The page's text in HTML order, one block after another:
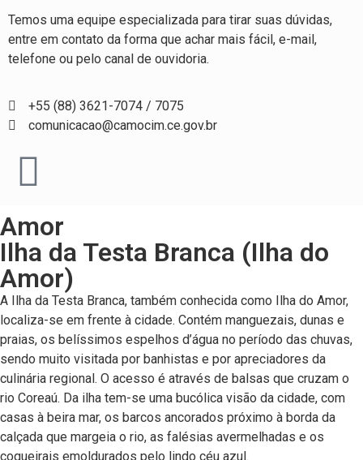
Temos uma equipe especializada para tirar suas dúvidas,
entre em contato da forma que achar mais fácil, e-mail,
telefone ou pelo canal de ouvidoria.
+55 (88) 3621-7074 / 7075
comunicacao@camocim.ce.gov.br
Amor
Ilha da Testa Branca (Ilha do
Amor)
A Ilha da Testa Branca, também conhecida como Ilha do Amor,
localiza-se em frente à cidade. Contém manguezais, dunas e
praias, os belíssimos espelhos d’água no período das chuvas,
sendo muito visitada por banhistas e por apreciadores da
culinária regional. O acesso é através de balsas que cruzam o
rio Coreaú. Da ilha tem-se uma bucólica visão da cidade, com
casas à beira mar, os barcos ancorados próximo à borda da
calçada que margeia o rio, as falésias avermelhadas e os
coqueirais emoldurados pelo lindo céu azul.